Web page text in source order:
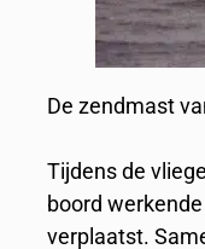
De zendmast
Tijdens de
boord
verplaatst.